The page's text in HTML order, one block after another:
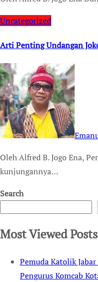
Uncategorized
Arti Penting Undangan
Oleh Alfred B. Jogo Ena, Penulis Buku Bung Karno, Gereja Katolik, SVD dan Pancasila Belum hilang kehebohan
kunjungannya…
Search
Most Viewed Posts
Pemuda Katolik
Pengurus Komcab